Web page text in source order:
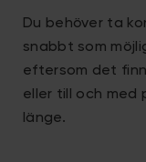
Du behöver ta
snabbt som
eftersom det
eller till och med
länge.